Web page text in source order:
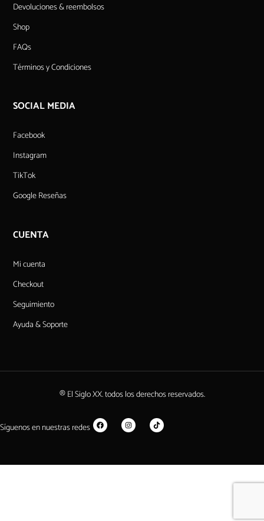
Devoluciones & reembolsos
Shop
FAQs
Términos y Condiciones
SOCIAL MEDIA
Facebook
Instagram
TikTok
Google Reseñas
CUENTA
Mi cuenta
Checkout
Seguimiento
Ayuda & Soporte
® El Siglo XX. todos los derechos reservados.
Síguenos en nuestras redes